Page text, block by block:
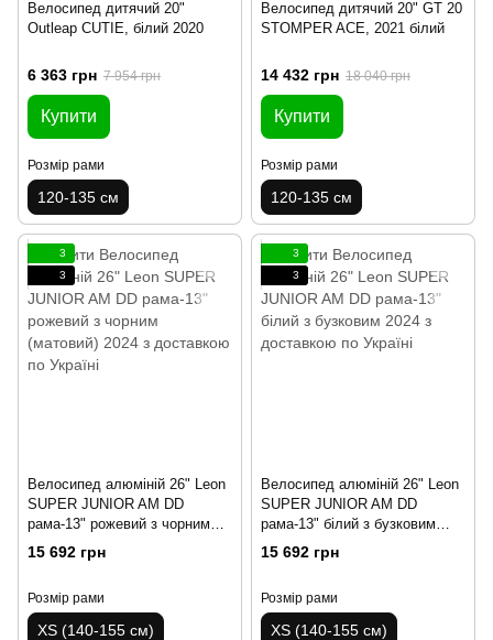
Велосипед дитячий 20"
Outleap CUTIE, білий 2020
6 363 грн 7 954 грн
Купити
Розмір рами
120-135 см
Велосипед дитячий 20" GT 20
STOMPER ACE, 2021 білий
14 432 грн 18 040 грн
Купити
Розмір рами
120-135 см
3
3
Велосипед алюміній 26" Leon
SUPER JUNIOR AM DD
рама-13" рожевий з чорним
(матовий) 2024
15 692 грн
Розмір рами
XS (140-155 см)
3
3
Велосипед алюміній 26" Leon
SUPER JUNIOR AM DD
рама-13" білий з бузковим
2024
15 692 грн
Розмір рами
XS (140-155 см)